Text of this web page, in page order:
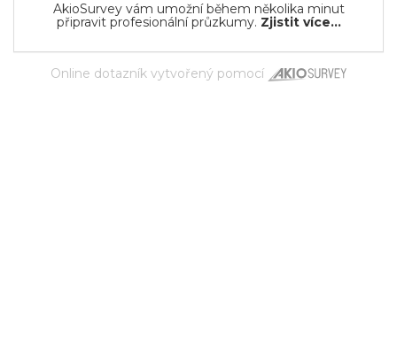
AkioSurvey vám umožní během několika minut
připravit profesionální průzkumy. Zjistit více...
Online dotazník vytvořený pomocí